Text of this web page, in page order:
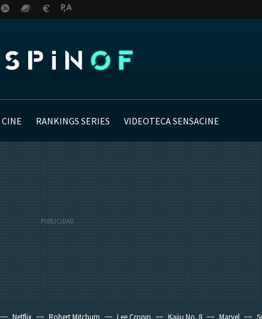
RANKINGS SERIES VIDEOTECA SENSACINE
Netflix Robert Mitchum Lee Cronin Kaiju No. 8 Marvel